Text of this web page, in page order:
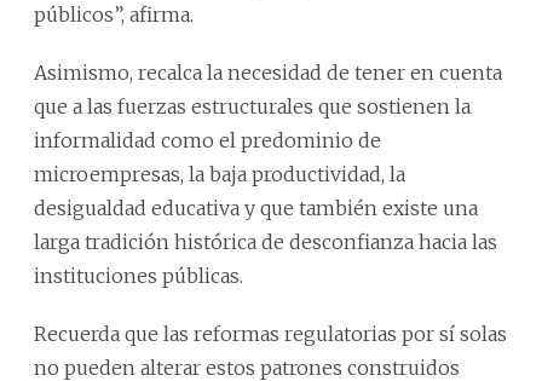
públicos”, afirma.
Asimismo, recalca la necesidad de tener en cuenta
que a las fuerzas estructurales que sostienen la
informalidad como el predominio de
microempresas, la baja productividad, la
desigualdad educativa y que también existe una
larga tradición histórica de desconfianza hacia las
instituciones públicas.
Recuerda que las reformas regulatorias por sí solas
no pueden alterar estos patrones construidos